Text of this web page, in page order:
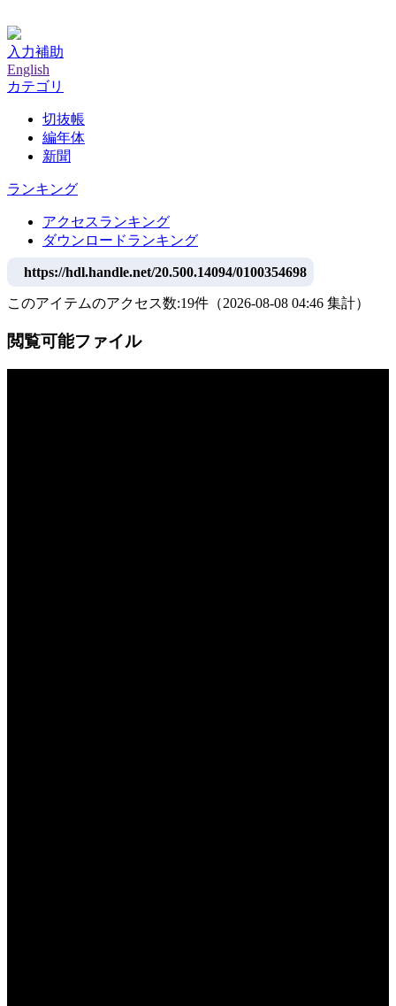
入力補助
English
カテゴリ
切抜帳
編年体
新聞
ランキング
アクセスランキング
ダウンロードランキング
https://hdl.handle.net/20.500.14094/0100354698
このアイテムのアクセス数:19件 （2026-08-08 04:46 集計）
閲覧可能ファイル